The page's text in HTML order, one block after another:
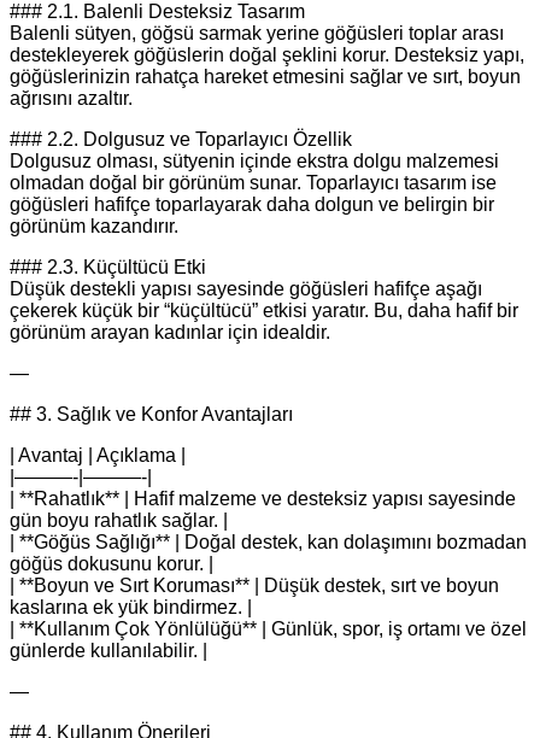
### 2.1. Balenli Desteksiz Tasarım
Balenli sütyen, göğsü sarmak yerine göğüsleri toplar arası
destekleyerek göğüslerin doğal şeklini korur. Desteksiz yapı,
göğüslerinizin rahatça hareket etmesini sağlar ve sırt, boyun
ağrısını azaltır.
### 2.2. Dolgusuz ve Toparlayıcı Özellik
Dolgusuz olması, sütyenin içinde ekstra dolgu malzemesi
olmadan doğal bir görünüm sunar. Toparlayıcı tasarım ise
göğüsleri hafifçe toparlayarak daha dolgun ve belirgin bir
görünüm kazandırır.
### 2.3. Küçültücü Etki
Düşük destekli yapısı sayesinde göğüsleri hafifçe aşağı
çekerek küçük bir “küçültücü” etkisi yaratır. Bu, daha hafif bir
görünüm arayan kadınlar için idealdir.
—
## 3. Sağlık ve Konfor Avantajları
| Avantaj | Açıklama |
|———-|———-|
| **Rahatlık** | Hafif malzeme ve desteksiz yapısı sayesinde
gün boyu rahatlık sağlar. |
| **Göğüs Sağlığı** | Doğal destek, kan dolaşımını bozmadan
göğüs dokusunu korur. |
| **Boyun ve Sırt Koruması** | Düşük destek, sırt ve boyun
kaslarına ek yük bindirmez. |
| **Kullanım Çok Yönlülüğü** | Günlük, spor, iş ortamı ve özel
günlerde kullanılabilir. |
—
## 4. Kullanım Önerileri